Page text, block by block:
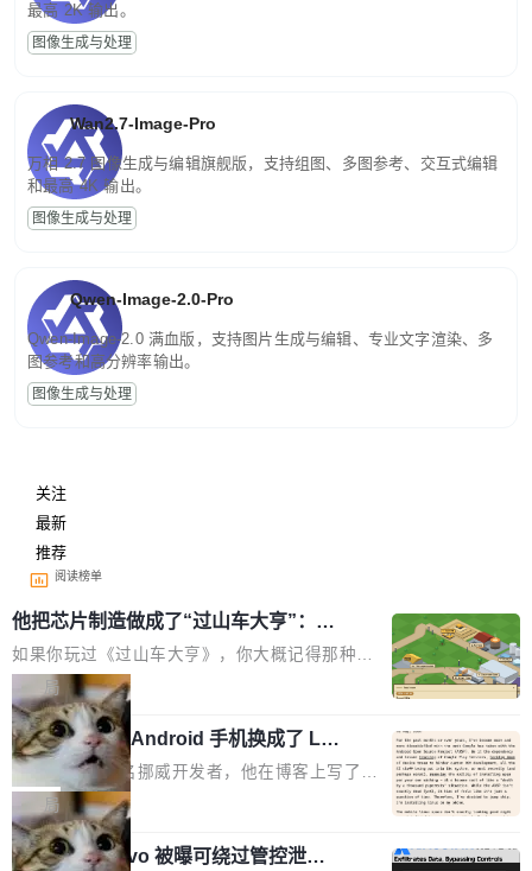
最高 2K 输出。
图像生成与处理
Wan2.7-Image-Pro
万相 2.7 图像生成与编辑旗舰版，支持组图、多图参考、交互式编辑
和最高 4K 输出。
图像生成与处理
Qwen-Image-2.0-Pro
Qwen-Image-2.0 满血版，支持图片生成与编辑、专业文字渲染、多
图参考和高分辨率输出。
图像生成与处理
关注
最新
推荐
阅读榜单
他把芯片制造做成了“过山车大亨”：一
个浏览器里的半导体工厂
如果你玩过《过山车大亨》，你大概记得那种俯
瞰视角——小人在公园里走来走去，游乐设施运
转着，一切都在你的注视下运行。现在想象同样
的视角，但公园里不是过山车，而是一座完整的
芯片制造工厂。 这就是 Chip Tycoon。 一个黄
色的小车载着一片硅晶圆，穿过 20 栋建筑，从
石英砂一路走到封装好的芯片。晶圆在每一站都
会发生肉眼可见的变化——长晶体、抛光、涂光
局
一名开发者将 Android 手机换成了 Lin
ux，称“AOSP 已死”
Runarcn 是一名挪威开发者，他在博客上写了一
篇文章，标题很直白：《I'm switching my phon
e from Android to Linux》。 他的核心论点很简
单：AOSP（Android Open Source Project）
局
Atlassian Rovo 被曝可绕过管控泄露 J